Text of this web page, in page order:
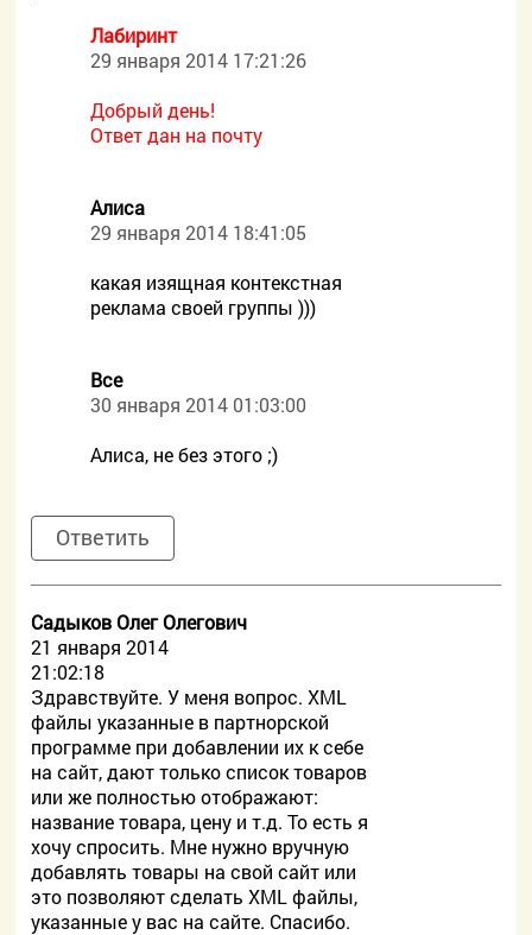
Лабиринт
29 января 2014 17:21:26
Добрый день!
Ответ дан на почту
Алиса
29 января 2014 18:41:05
какая изящная контекстная
реклама своей группы )))
Все
30 января 2014 01:03:00
Алиса, не без этого ;)
Ответить
Садыков Олег Олегович
21 января 2014
21:02:18
Здравствуйте. У меня вопрос. XML
файлы указанные в партнорской
программе при добавлении их к себе
на сайт, дают только список товаров
или же полностью отображают:
название товара, цену и т.д. То есть я
хочу спросить. Мне нужно вручную
добавлять товары на свой сайт или
это позволяют сделать XML файлы,
указанные у вас на сайте. Спасибо.